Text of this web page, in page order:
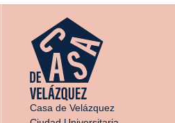
Casa de Velázquez